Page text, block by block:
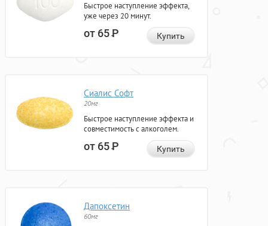
Быстрое наступление эффекта,
уже через 20 минут.
от 65Р Купить
Сиалис Софт
20мг
Быстрое наступление эффекта и
совместимость с алкоголем.
от 65Р Купить
Дапоксетин
60мг